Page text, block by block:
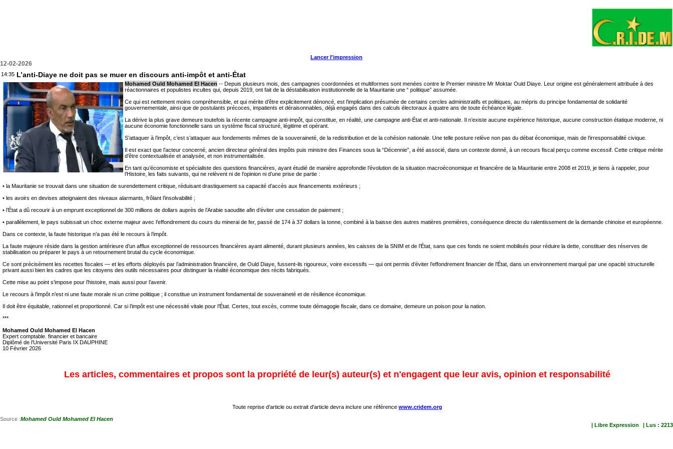
Lancer l'impression
12-02-2026
14:35 L’anti-Diaye ne doit pas se muer en discours anti-impôt et anti-État
Mohamed Ould Mohamed El Hacen -- Depuis plusieurs mois, des campagnes coordonnées et multiformes sont menées contre le Premier ministre Mr Moktar Ould Diaye. Leur origine est généralement attribuée à des
réactionnaires et populistes incultes qui, depuis 2019, ont fait de la déstabilisation institutionnelle de la Mauritanie une “ politique” assumée.
Ce qui est nettement moins compréhensible, et qui mérite d’être explicitement dénoncé, est l’implication présumée de certains cercles administratifs et politiques, au mépris du principe fondamental de solidarité
gouvernementale, ainsi que de postulants précoces, impatients et déraisonnables, déjà engagés dans des calculs électoraux à quatre ans de toute échéance légale.
La dérive la plus grave demeure toutefois la récente campagne anti-impôt, qui constitue, en réalité, une campagne anti-État et anti-nationale. Il n’existe aucune expérience historique, aucune construction étatique moderne, ni
aucune économie fonctionnelle sans un système fiscal structuré, légitime et opérant.
S’attaquer à l’impôt, c’est s’attaquer aux fondements mêmes de la souveraineté, de la redistribution et de la cohésion nationale. Une telle posture relève non pas du débat économique, mais de l’irresponsabilité civique.
Il est exact que l’acteur concerné, ancien directeur général des impôts puis ministre des Finances sous la “Décennie”, a été associé, dans un contexte donné, à un recours fiscal perçu comme excessif. Cette critique mérite
d’être contextualisée et analysée, et non instrumentalisée.
En tant qu’économiste et spécialiste des questions financières, ayant étudié de manière approfondie l’évolution de la situation macroéconomique et financière de la Mauritanie entre 2008 et 2019, je tiens à rappeler, pour
l’Histoire, les faits suivants, qui ne relèvent ni de l’opinion ni d’une prise de partie :
• la Mauritanie se trouvait dans une situation de surendettement critique, réduisant drastiquement sa capacité d’accès aux financements extérieurs ;
• les avoirs en devises atteignaient des niveaux alarmants, frôlant l’insolvabilité ;
• l’État a dû recourir à un emprunt exceptionnel de 300 millions de dollars auprès de l’Arabie saoudite afin d’éviter une cessation de paiement ;
• parallèlement, le pays subissait un choc externe majeur avec l’effondrement du cours du minerai de fer, passé de 174 à 37 dollars la tonne, combiné à la baisse des autres matières premières, conséquence directe du ralentissement de la demande chinoise et européenne.
Dans ce contexte, la faute historique n’a pas été le recours à l’impôt.
La faute majeure réside dans la gestion antérieure d’un afflux exceptionnel de ressources financières ayant alimenté, durant plusieurs années, les caisses de la SNIM et de l’État, sans que ces fonds ne soient mobilisés pour réduire la dette, constituer des réserves de
stabilisation ou préparer le pays à un retournement brutal du cycle économique.
Ce sont précisément les recettes fiscales — et les efforts déployés par l’administration financière, de Ould Diaye, fussent-ils rigoureux, voire excessifs — qui ont permis d’éviter l’effondrement financier de l’État, dans un environnement marqué par une opacité structurelle
privant aussi bien les cadres que les citoyens des outils nécessaires pour distinguer la réalité économique des récits fabriqués.
Cette mise au point s’impose pour l’histoire, mais aussi pour l’avenir.
Le recours à l’impôt n’est ni une faute morale ni un crime politique ; il constitue un instrument fondamental de souveraineté et de résilience économique.
Il doit être équitable, rationnel et proportionné. Car si l’impôt est une nécessité vitale pour l’État. Certes, tout excès, comme toute démagogie fiscale, dans ce domaine, demeure un poison pour la nation.
***
Mohamed Ould Mohamed El Hacen
Expert comptable. financier et bancaire
Diplômé de l’Université Paris IX DAUPHINE
10 Février 2026
Les articles, commentaires et propos sont la propriété de leur(s) auteur(s) et n'engagent que leur avis, opinion et responsabilité
Toute reprise d'article ou extrait d'article devra inclure une référence www.cridem.org
Source :Mohamed Ould Mohamed El Hacen
| Libre Expression
| Lus : 2213